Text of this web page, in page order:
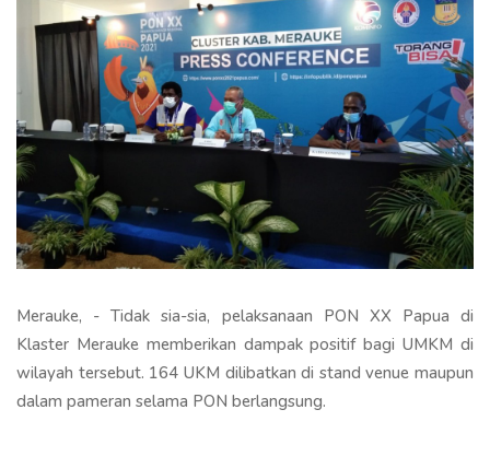
Merauke, - Tidak sia-sia, pelaksanaan PON XX Papua di
Klaster Merauke memberikan dampak positif bagi UMKM di
wilayah tersebut. 164 UKM dilibatkan di stand venue maupun
dalam pameran selama PON berlangsung.